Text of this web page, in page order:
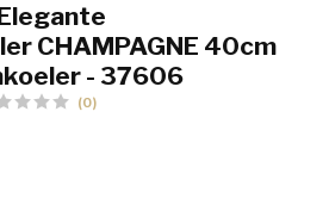
CHAMPAGNE 40cm
- 37606
(0)